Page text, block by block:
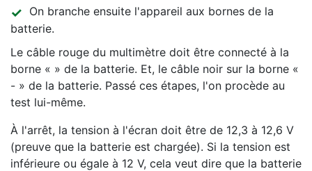
On branche ensuite l'appareil aux bornes de la
batterie.
Le câble rouge du multimètre doit être connecté à la
borne « » de la batterie. Et, le câble noir sur la borne «
- » de la batterie. Passé ces étapes, l'on procède au
test lui-même.
À l'arrêt, la tension à l'écran doit être de 12,3 à 12,6 V
(preuve que la batterie est chargée). Si la tension est
inférieure ou égale à 12 V, cela veut dire que la batterie